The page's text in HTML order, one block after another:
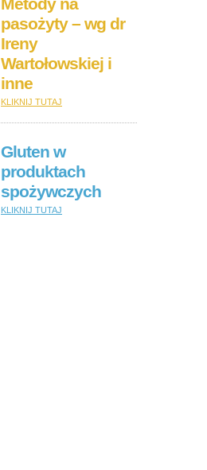
pasożyty – wg dr
Ireny
Wartołowskiej i
inne
KLIKNIJ TUTAJ
Gluten w
produktach
spożywczych
KLIKNIJ TUTAJ